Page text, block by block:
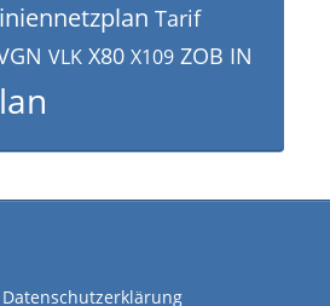
Tarif
VLK X80 X109 ZOB IN
Datenschutzerklärung